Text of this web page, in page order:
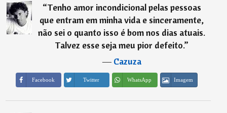
“Tenho amor incondicional pelas pessoas
que entram em minha vida e sinceramente,
não sei o quanto isso é bom nos dias atuais.
Talvez esse seja meu pior defeito.”
―Cazuza
Facebook Twitter WhatsApp Imagem